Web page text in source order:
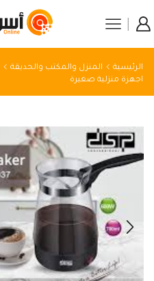
الرئيسية المنزل والمكتب والحديقة
اجهزة منزلية صغيرة